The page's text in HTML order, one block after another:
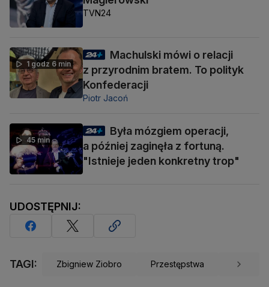
TVN24
1 godz 6 min
Machulski mówi o relacji
z przyrodnim bratem. To polityk
Konfederacji
Piotr Jacoń
45 min
Była mózgiem operacji,
a później zaginęła z fortuną.
"Istnieje jeden konkretny trop"
UDOSTĘPNIJ:
TAGI: Zbigniew Ziobro Przestępstwa